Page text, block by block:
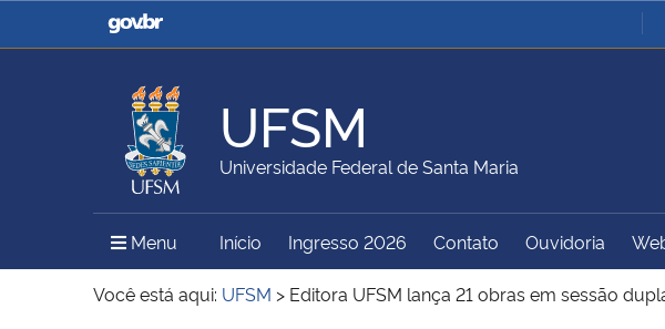
Casa Civil
Ministério da Justiça e
Ministério da Defesa
Ministério da Agricultura,
Pecuária e Abastecimento
Ministério da Educação
Ministério do Meio Ambiente Ministério do Turismo
Ministério do
Desenvolvimento
UFSM
Universidade Federal de Santa Maria
Menu Menu Principal do Sítio
Início Ingresso 2026 Contato Ouvidoria
Você está aqui: UFSM > Editora UFSM lança 21 obras em sessão